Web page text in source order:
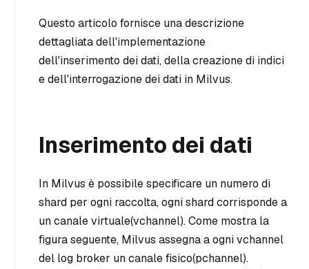
Questo articolo fornisce una descrizione
dettagliata dell'implementazione
dell'inserimento dei dati, della creazione di indici
e dell'interrogazione dei dati in Milvus.
Inserimento dei dati
In Milvus è possibile specificare un numero di
shard per ogni raccolta, ogni shard corrisponde a
un canale virtuale(vchannel). Come mostra la
figura seguente, Milvus assegna a ogni vchannel
del log broker un canale fisico(pchannel).